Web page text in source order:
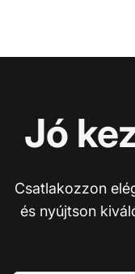
Jó
Csatlakozzon
és nyújtson